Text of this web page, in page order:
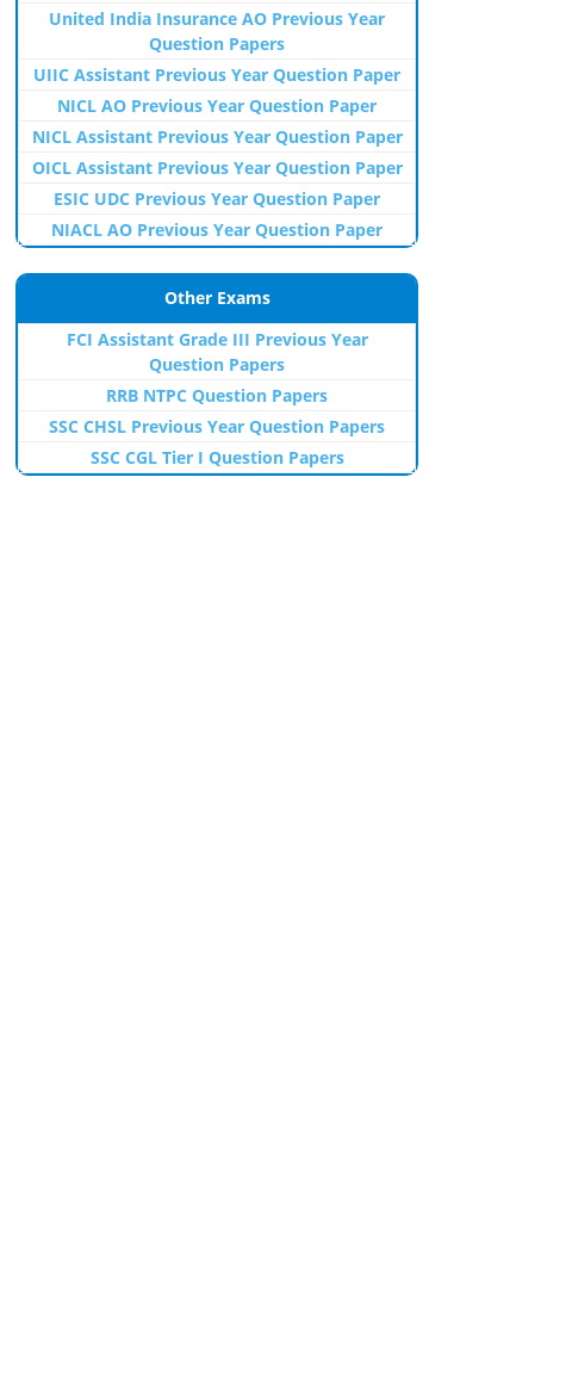
United India Insurance AO Previous Year
Question Papers
UIIC Assistant Previous Year Question Paper
NICL AO Previous Year Question Paper
NICL Assistant Previous Year Question Paper
OICL Assistant Previous Year Question Paper
ESIC UDC Previous Year Question Paper
NIACL AO Previous Year Question Paper
Other Exams
FCI Assistant Grade III Previous Year
Question Papers
RRB NTPC Question Papers
SSC CHSL Previous Year Question Papers
SSC CGL Tier I Question Papers